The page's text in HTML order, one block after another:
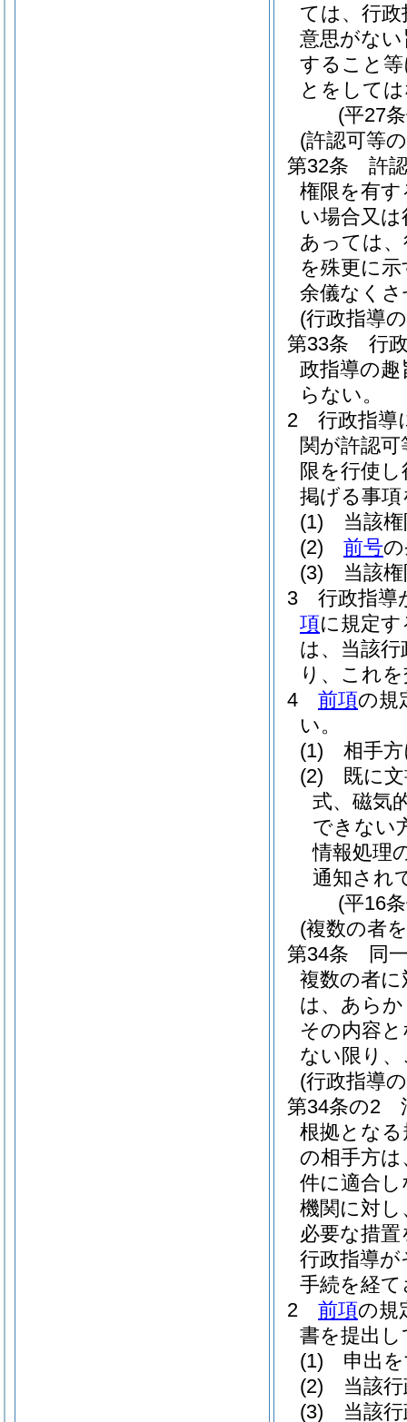
ては、行
意思がな
すること
とをして
(平27
(許認可等
第32条
許
権限を有
い場合又
あっては
を殊更に
余儀なく
(行政指導
第33条
行
政指導の
らない。
2
行政指導
関が許認
限を行使
掲げる事
(1)
当該
(2)
前号
(3)
当該
3
行政指導
項に規定
は、当該
り、これ
4
前項の規
い。
(1)
相手
(2)
既に
式、磁気
できない
情報処理
通知され
(平16
(複数の者
第34条
同
複数の者
は、あら
その内容
ない限り
(行政指導
第34条の2
根拠とな
の相手方
件に適合
機関に対
必要な措
行政指導
手続を経
2
前項の規
書を提出
(1)
申出
(2)
当該
(3)
当該